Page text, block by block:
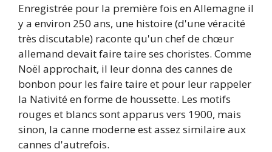
Enregistrée pour la première fois en Allemagne il
y a environ 250 ans, une histoire (d'une véracité
très discutable) raconte qu'un chef de chœur
allemand devait faire taire ses choristes. Comme
Noël approchait, il leur donna des cannes de
bonbon pour les faire taire et pour leur rappeler
la Nativité en forme de houssette. Les motifs
rouges et blancs sont apparus vers 1900, mais
sinon, la canne moderne est assez similaire aux
cannes d'autrefois.